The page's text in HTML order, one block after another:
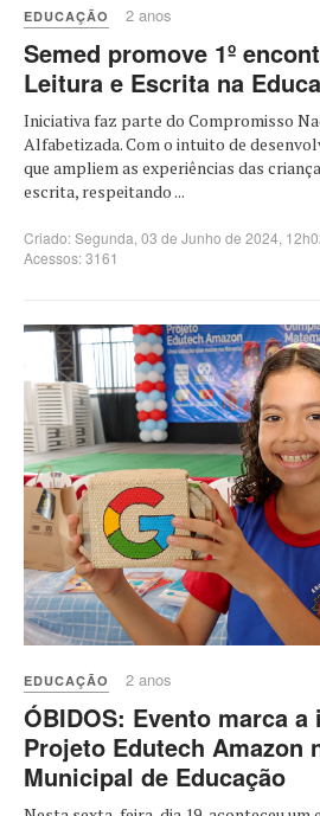
EDUCAÇÃO 2 anos
Semed promove 1º
Leitura e Escrita na
Iniciativa faz parte do Compromisso
Alfabetizada. Com o intuito de
que ampliem as experiências das
escrita, respeitando ...
Criado: Segunda, 03 de Junho de 2024,
Acessos: 3161
EDUCAÇÃO 2 anos
ÓBIDOS: Evento marca
Projeto Edutech Amazon
Municipal de Educação